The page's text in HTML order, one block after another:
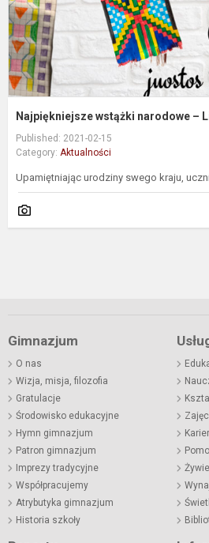
Najpiękniejsze wstążki narodowe –
Published: 2021-02-15
Category: Aktualności
Upamiętniając urodziny swego kraju,
Gimnazjum
O nas
Wizja, misja, filozofia
Gratulacje
Środowisko edukacyjne
Hymn gimnazjum
Patron gimnazjum
Imprezy tradycyjne
Współpracujemy
Atrybutyka gimnazjum
Historia szkoły